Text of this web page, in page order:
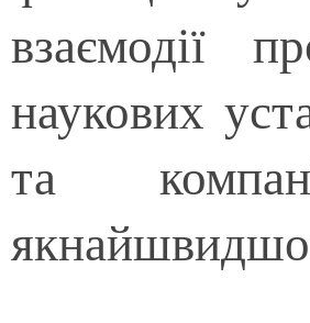
взаємодії
наукових
та